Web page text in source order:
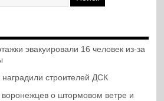
эвакуировали 16 человек из-за
строителей ДСК
о штормовом ветре и